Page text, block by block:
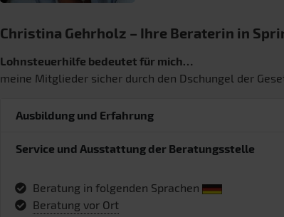
Christina Gehrholz – Ihre Beraterin in
Lohnsteuerhilfe bedeutet für mich…
meine Mitglieder sicher durch den Dschungel der
Ausbildung und Erfahrung
Service und Ausstattung der Beratungsstelle
Beratung in folgenden Sprachen
Beratung vor Ort